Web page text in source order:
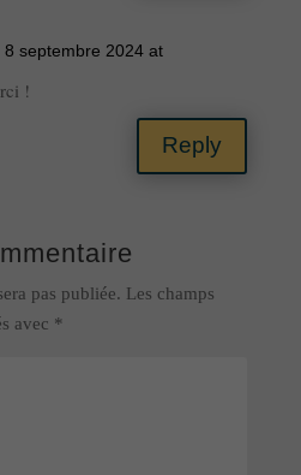
8 septembre 2024 at
!
Reply
pas publiée. Les champs
avec *